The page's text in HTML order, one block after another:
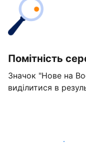
Помітність
Значок "Нове на
виділитися в
Розпочати вже